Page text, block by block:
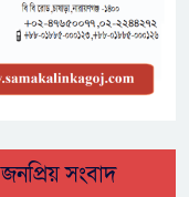
জনপ্রিয় সংবাদ